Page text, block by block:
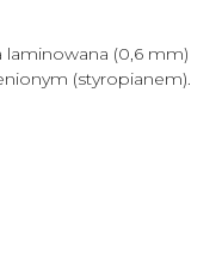
laminowana (0,6 mm)
(styropianem).